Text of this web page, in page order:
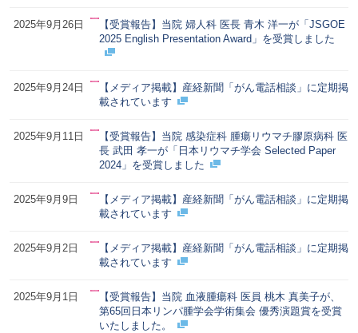
2025年9月26日
【受賞報告】当院 婦人科 医長 青木 洋一が「JSGOE
2025 English Presentation Award」を受賞しました
2025年9月24日
【メディア掲載】産経新聞「がん電話相談」に定期掲
載されています
2025年9月11日
【受賞報告】当院 感染症科 腫瘍リウマチ膠原病科 医
長 武田 孝一が「日本リウマチ学会 Selected Paper
2024」を受賞しました
2025年9月9日
【メディア掲載】産経新聞「がん電話相談」に定期掲
載されています
2025年9月2日
【メディア掲載】産経新聞「がん電話相談」に定期掲
載されています
2025年9月1日
【受賞報告】当院 血液腫瘍科 医員 桃木 真美子が、
第65回日本リンパ腫学会学術集会 優秀演題賞を受賞
いたしました。